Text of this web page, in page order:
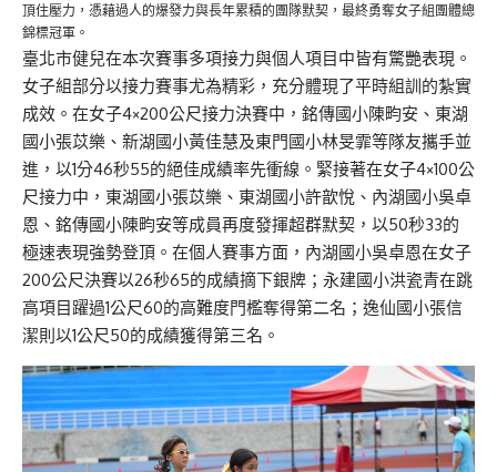
頂住壓力，憑藉過人的爆發力與長年累積的團隊默契，最終勇奪女子組團體總
錦標冠軍。
臺北市健兒在本次賽事多項接力與個人項目中皆有驚艷表現。
女子組部分以接力賽事尤為精彩，充分體現了平時組訓的紮實
成效。在女子4×200公尺接力決賽中，銘傳國小陳畇安、東湖
國小張苡樂、新湖國小黃佳慧及東門國小林旻霏等隊友攜手並
進，以1分46秒55的絕佳成績率先衝線。緊接著在女子4×100公
尺接力中，東湖國小張苡樂、東湖國小許歆悅、內湖國小吳卓
恩、銘傳國小陳畇安等成員再度發揮超群默契，以50秒33的
極速表現強勢登頂。在個人賽事方面，內湖國小吳卓恩在女子
200公尺決賽以26秒65的成績摘下銀牌；永建國小洪瓷青在跳
高項目躍過1公尺60的高難度門檻奪得第二名；逸仙國小張信
潔則以1公尺50的成績獲得第三名。